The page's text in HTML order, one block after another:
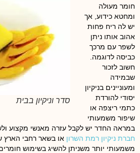
סדר וניקיון בבית
חומר מעולה
ומחטא כידוע, אך
יש לה ריח פחות
אהוב אותו ניתן
לשפר עם מרכך
כביסה לדוגמה.
חשוב לזכור
שבמידה
ומעוניינים בניקיון
יסודי להורדת
כתמי ריצפה או
שיפור משמעותי
במראה החדר יש לקבל עזרה מאנשי מקצוע
חברת ניקיון רמת השרון או בשאר רחבי הארץ
משמעותי יותר משניתן להשיג בשימוש חומרים